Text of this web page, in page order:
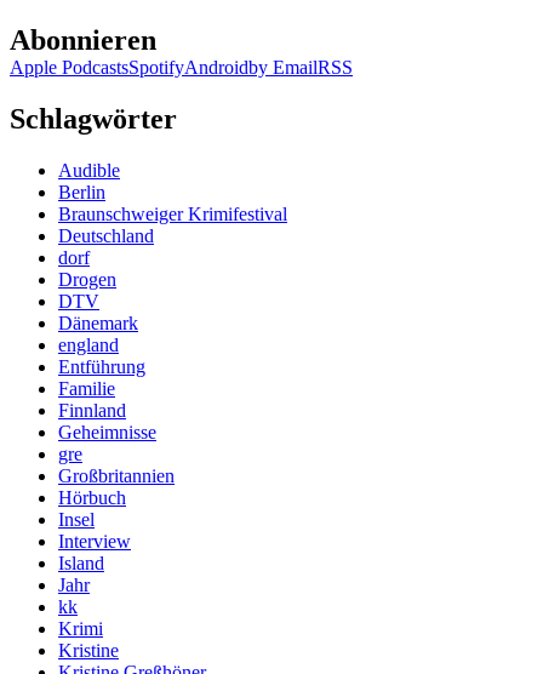
Abonnieren
Apple PodcastsSpotifyAndroidby EmailRSS
Schlagwörter
Audible
Berlin
Braunschweiger Krimifestival
Deutschland
dorf
Drogen
DTV
Dänemark
england
Entführung
Familie
Finnland
Geheimnisse
gre
Großbritannien
Hörbuch
Insel
Interview
Island
Jahr
kk
Krimi
Kristine